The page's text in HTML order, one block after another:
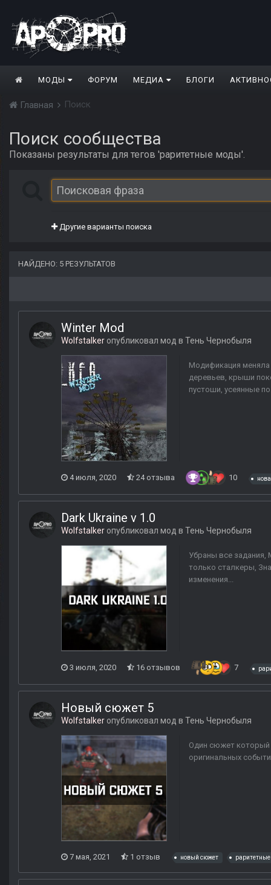
МОДЫ ФОРУМ МЕДИА БЛОГИ
Главная Поиск
Поиск сообщества
Показаны результаты для тегов 'раритетные моды'.
Другие варианты поиска
НАЙДЕНО: 5 РЕЗУЛЬТАТОВ
Winter Mod
Wolfstalker опубликовал мод в Тень Чернобыля
Модификация
деревьев, крыши
пустоши, усеянные
4 июля, 2020 24 отзыва 10
Dark Ukraine v 1.0
Wolfstalker опубликовал мод в Тень Чернобыля
Убраны все
только сталкеры,
изменения...
3 июля, 2020 16 отзывов 7
Новый сюжет 5
Wolfstalker опубликовал мод в Тень Чернобыля
Один сюжет который
оригинальных
7 мая, 2021 1 отзыв новый сюжет